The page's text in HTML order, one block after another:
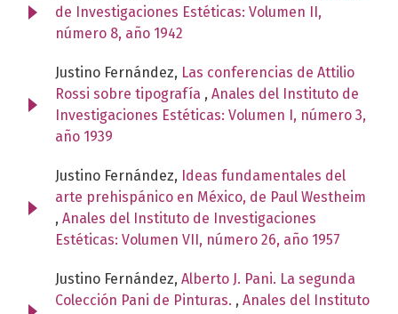
de Investigaciones Estéticas: Volumen II,
número 8, año 1942
Justino Fernández, Las conferencias de Attilio
Rossi sobre tipografía , Anales del Instituto de
Investigaciones Estéticas: Volumen I, número 3,
año 1939
Justino Fernández, Ideas fundamentales del
arte prehispánico en México, de Paul Westheim
, Anales del Instituto de Investigaciones
Estéticas: Volumen VII, número 26, año 1957
Justino Fernández, Alberto J. Pani. La segunda
Colección Pani de Pinturas. , Anales del Instituto